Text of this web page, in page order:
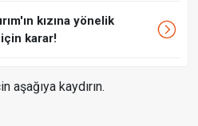
kızına yönelik
için karar!
aşağıya kaydırın.